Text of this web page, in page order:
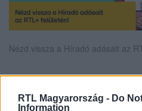
RTL Magyarország - Do
Information
Nézd vissza a Híradó adásait az
Itt állítsd be, hogy az